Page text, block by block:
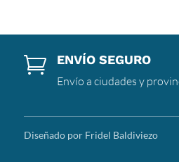
 ENVÍO SEGURO
Envío a ciudades y
Diseñado por Fridel Baldiviezo